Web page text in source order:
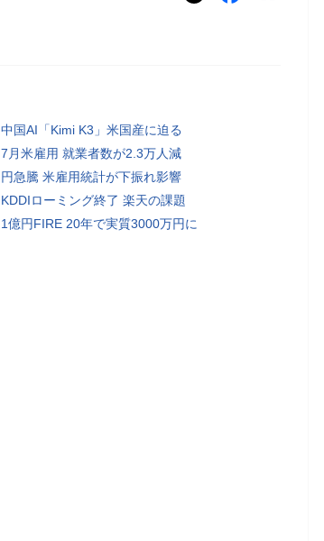
中国AI「Kimi K3」米国産に迫る
7月米雇用 就業者数が2.3万人減
円急騰 米雇用統計が下振れ影響
KDDIローミング終了 楽天の課題
1億円FIRE 20年で実質3000万円に